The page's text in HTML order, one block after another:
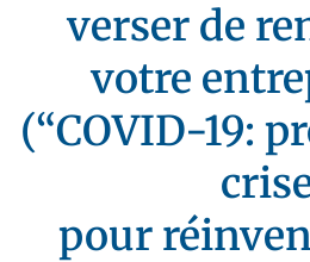
verser de
votre
(“COVID-19:
pour